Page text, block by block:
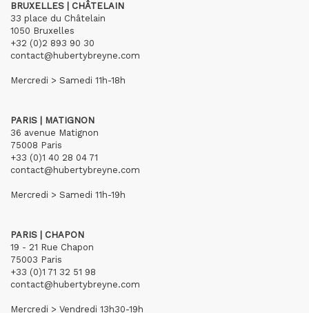
BRUXELLES | CHÂTELAIN
33 place du Châtelain
1050 Bruxelles
+32 (0)2 893 90 30
contact@hubertybreyne.com
Mercredi > Samedi 11h-18h
PARIS | MATIGNON
36 avenue Matignon
75008 Paris
+33 (0)1 40 28 04 71
contact@hubertybreyne.com
Mercredi > Samedi 11h-19h
PARIS | CHAPON
19 - 21 Rue Chapon
75003 Paris
+33 (0)1 71 32 51 98
contact@hubertybreyne.com
Mercredi > Vendredi 13h30-19h